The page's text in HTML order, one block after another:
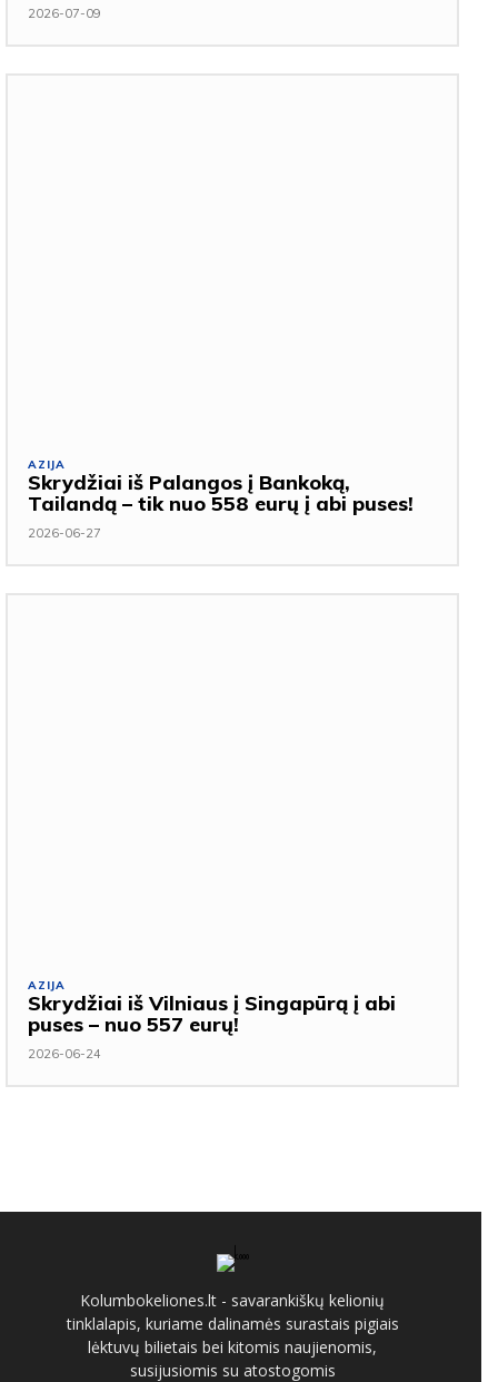
2026-07-09
AZIJA
Skrydžiai iš Palangos į Bankoką,
Tailandą – tik nuo 558 eurų į abi puses!
2026-06-27
AZIJA
Skrydžiai iš Vilniaus į Singapūrą į abi
puses – nuo 557 eurų!
2026-06-24
Kolumbokeliones.lt - savarankiškų kelionių
tinklalapis, kuriame dalinamės surastais pigiais
lėktuvų bilietais bei kitomis naujienomis,
susijusiomis su atostogomis